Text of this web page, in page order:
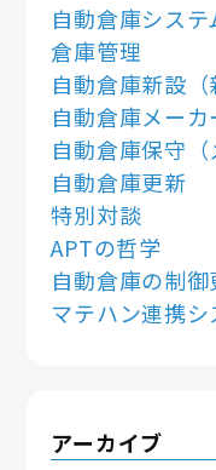
自動倉庫システ
倉庫管理
自動倉庫新設（
自動倉庫メーカ
自動倉庫保守（
自動倉庫更新
特別対談
APTの哲学
自動倉庫の制御
マテハン連携シ
アーカイブ